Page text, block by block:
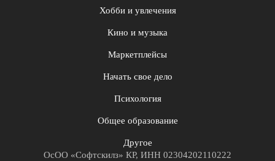
Хобби и увлечения
Кино и музыка
Маркетплейсы
Начать свое дело
Психология
Общее образование
Другое
ОсОО «Софтскилз» КР, ИНН 02304202110222